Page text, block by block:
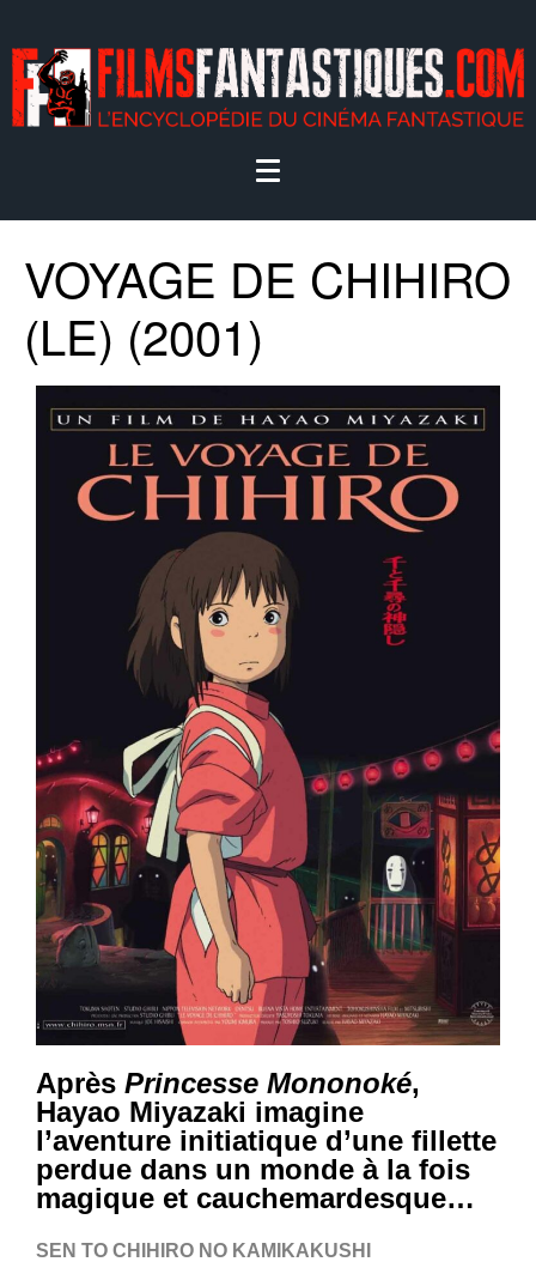
VOYAGE DE CHIHIRO
(LE) (2001)
Après Princesse Mononoké,
Hayao Miyazaki imagine
l’aventure initiatique d’une fillette
perdue dans un monde à la fois
magique et cauchemardesque…
SEN TO CHIHIRO NO KAMIKAKUSHI